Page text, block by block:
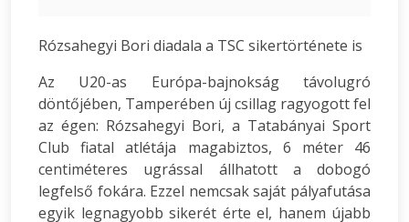
Rózsahegyi Bori diadala a TSC sikertörténete is
Az U20-as Európa-bajnokság távolugró
döntőjében, Tamperében új csillag ragyogott fel
az égen: Rózsahegyi Bori, a Tatabányai Sport
Club fiatal atlétája magabiztos, 6 méter 46
centiméteres ugrással állhatott a dobogó
legfelső fokára. Ezzel nemcsak saját pályafutása
egyik legnagyobb sikerét érte el, hanem újabb